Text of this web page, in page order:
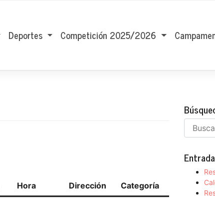
Deportes Competición 2025/2026
Hora Dirección Categoría